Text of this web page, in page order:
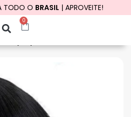
TODO O BRASIL | APROVEITE!
0